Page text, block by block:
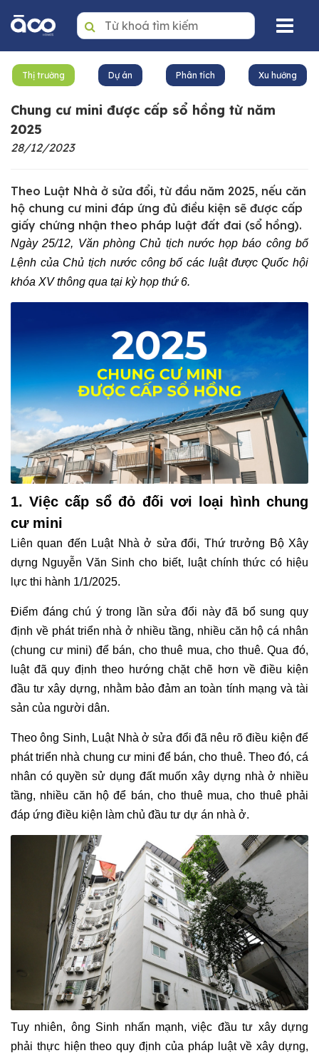
Trang nhất
Thuê
Dự án
Văn phòng
Tin tức
Giới thiệu
Dịch vụ quản lý BĐS
Liên hệ
0911 832 832
Thị trường Dự án Phân tích Xu hướng
Chung cư mini được cấp sổ hồng từ năm
2025
28/12/2023
Theo Luật Nhà ở sửa đổi, từ đầu năm 2025, nếu căn
hộ chung cư mini đáp ứng đủ điều kiện sẽ được cấp
giấy chứng nhận theo pháp luật đất đai (sổ hồng).
Ngày 25/12, Văn phòng Chủ tịch nước họp báo công bố
Lệnh của Chủ tịch nước công bố các luật được Quốc hội
khóa XV thông qua tại kỳ họp thứ 6.
1. Việc cấp sổ đỏ đối vơi loại hình chung
cư mini
Liên quan đến Luật Nhà ở sửa đổi, Thứ trưởng Bộ Xây
dựng Nguyễn Văn Sinh cho biết, luật chính thức có hiệu
lực thi hành 1/1/2025.
Điểm đáng chú ý trong lần sửa đổi này đã bổ sung quy
định về phát triển nhà ở nhiều tầng, nhiều căn hộ cá nhân
(chung cư mini) để bán, cho thuê mua, cho thuê. Qua đó,
luật đã quy định theo hướng chặt chẽ hơn về điều kiện
đầu tư xây dựng, nhằm bảo đảm an toàn tính mạng và tài
sản của người dân.
Theo ông Sinh, Luật Nhà ở sửa đổi đã nêu rõ điều kiện để
phát triển nhà chung cư mini để bán, cho thuê. Theo đó, cá
nhân có quyền sử dụng đất muốn xây dựng nhà ở nhiều
tầng, nhiều căn hộ để bán, cho thuê mua, cho thuê phải
đáp ứng điều kiện làm chủ đầu tư dự án nhà ở.
Tuy nhiên, ông Sinh nhấn mạnh, việc đầu tư xây dựng
phải thực hiện theo quy định của pháp luật về xây dựng,